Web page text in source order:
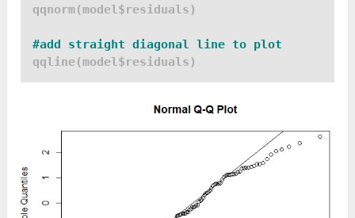
qqnorm(model$residuals)
qqline(model$residuals)